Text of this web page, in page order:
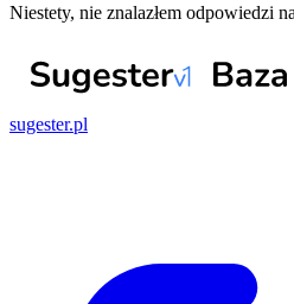
Niestety, nie znalazłem odpowiedzi
sugester.pl